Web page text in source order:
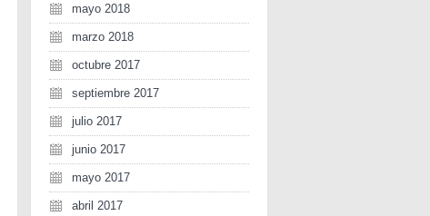
mayo 2018
marzo 2018
octubre 2017
septiembre 2017
julio 2017
junio 2017
mayo 2017
abril 2017